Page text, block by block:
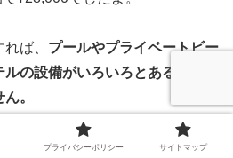
ば、 プールやプライベートビー
の設備がいろいろとあるので、
。
をするなら、あえてちょっとリッ
プライバシーポリシー サイトマップ